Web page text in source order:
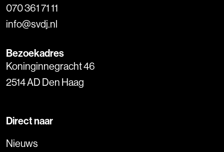
070 361 71 11
info@svdj.nl
Bezoekadres
Koninginnegracht 46
2514 AD Den Haag
Direct naar
Nieuws